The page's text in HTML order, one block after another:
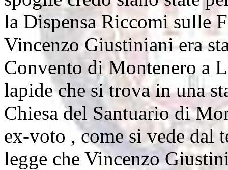
la Dispensa Riccomi sulle
Vincenzo Giustiniani era
Convento di Montenero a
lapide che si trova in una
Chiesa del Santuario di
ex-voto , come si vede dal
legge che Vincenzo